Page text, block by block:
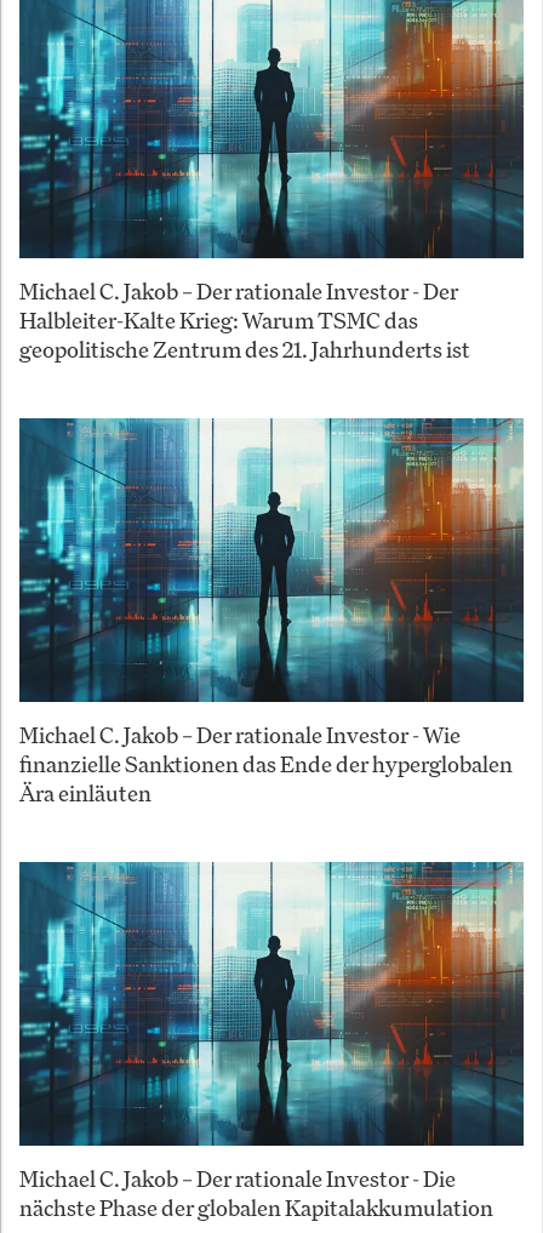
Michael C. Jakob – Der rationale Investor - Der
Halbleiter-Kalte Krieg: Warum TSMC das
geopolitische Zentrum des 21. Jahrhunderts ist
Michael C. Jakob – Der rationale Investor - Wie
finanzielle Sanktionen das Ende der hyperglobalen
Ära einläuten
Michael C. Jakob – Der rationale Investor - Die
nächste Phase der globalen Kapitalakkumulation